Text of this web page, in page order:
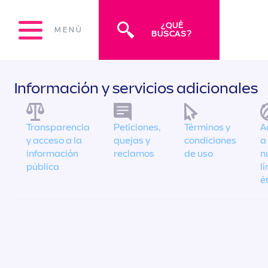
MENÚ
¿QUÉ
BUSCAS?
Información y servicios adicionales
Transparencia
y acceso a la
información
pública
Peticiones,
quejas y
reclamos
Términos y
condiciones
de uso
a